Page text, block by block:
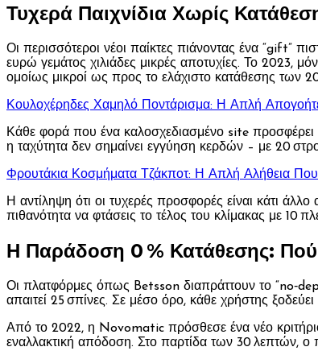
Τυχερά Παιχνίδια Χωρίς
Οι περισσότεροι νέοι παίκτες πιάνοντας ένα “gift”
ευρώ γεμάτος χιλιάδες μικρές αποτυχίες. Το 2023,
ομοίως μικροί ως προς το ελάχιστο κατάθεσης των
Κουλοχέρηδες Χαμηλό Ποντάρισμα: Η Απλή
Κάθε φορά που ένα καλοσχεδιασμένο site προσφέρει
η ταχύτητα δεν σημαίνει εγγύηση κερδών – με 20
Φρουτάκια Κοσμήματα Τζάκποτ: Η Απλή Αλήθεια
Η αντίληψη ότι οι τυχερές προσφορές είναι κάτι
πιθανότητα να φτάσεις το τέλος του κλίμακας με 10
Η Παράδοση 0 % Κατάθεσης:
Οι πλατφόρμες όπως Betsson διαπράττουν το
απαιτεί 25 σπίνες. Σε μέσο όρο, κάθε χρήστης
Από το 2022, η Novomatic πρόσθεσε ένα νέο κριτήριο:
εναλλακτική απόδοση. Στο παρτίδα των 30 λεπτών, ο